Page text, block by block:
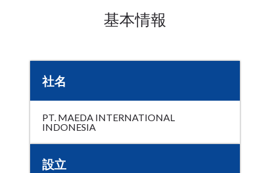
基本情報
社名
PT. MAEDA INTERNATIONAL
INDONESIA
設立